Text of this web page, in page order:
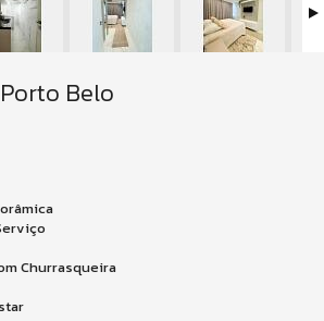
Belo
Churrasqueira